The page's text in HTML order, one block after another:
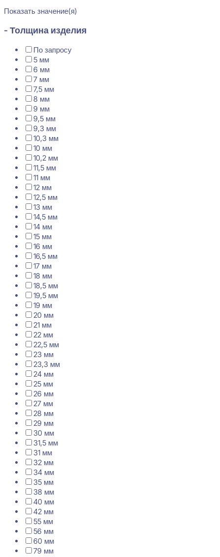
Показать значение(я)
- Толщина изделия
По запросу
5 мм
6 мм
7 мм
7,5 мм
8 мм
9 мм
9,5 мм
9,3 мм
10,3 мм
10 мм
10,2 мм
11,5 мм
11 мм
12 мм
12,5 мм
13 мм
14,5 мм
14 мм
15 мм
16 мм
16,5 мм
17 мм
18 мм
18,5 мм
19,5 мм
19 мм
20 мм
21 мм
22 мм
22,5 мм
23 мм
23,3 мм
24 мм
25 мм
26 мм
27 мм
28 мм
29 мм
30 мм
31,5 мм
31 мм
32 мм
34 мм
35 мм
38 мм
40 мм
42 мм
55 мм
56 мм
60 мм
79 мм